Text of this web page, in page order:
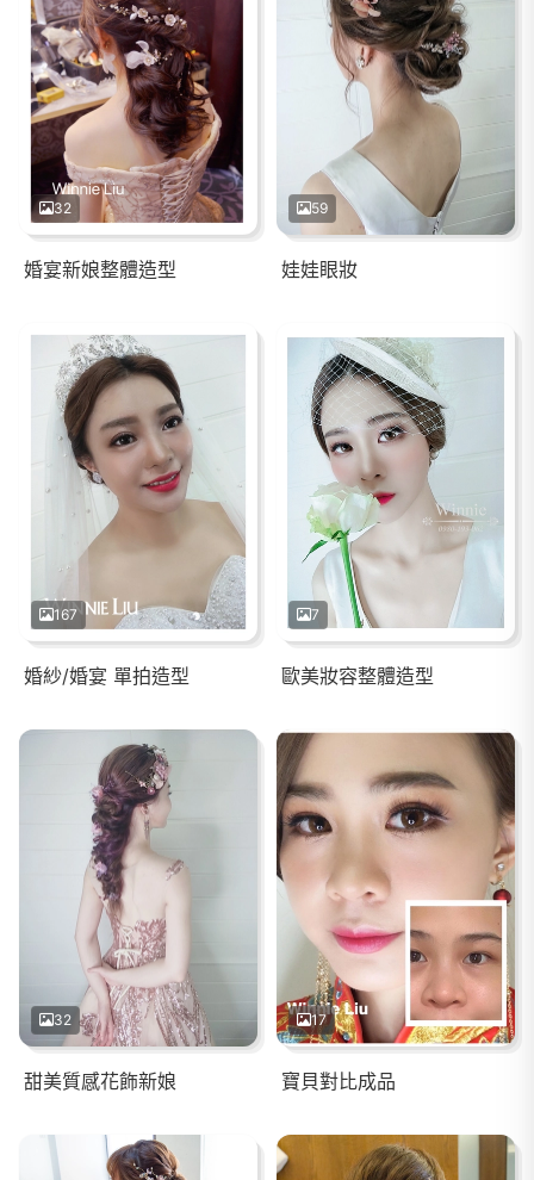
32
婚宴新娘整體造型
59
娃娃眼妝
167
婚紗/婚宴 單拍造型
7
歐美妝容整體造型
32
甜美質感花飾新娘
17
寶貝對比成品